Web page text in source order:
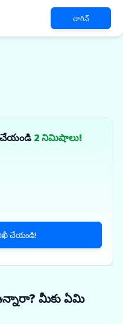
లాగిన్
చేయండి 2 నిమిషాలు!
చేయండి!
మీకు ఏమి